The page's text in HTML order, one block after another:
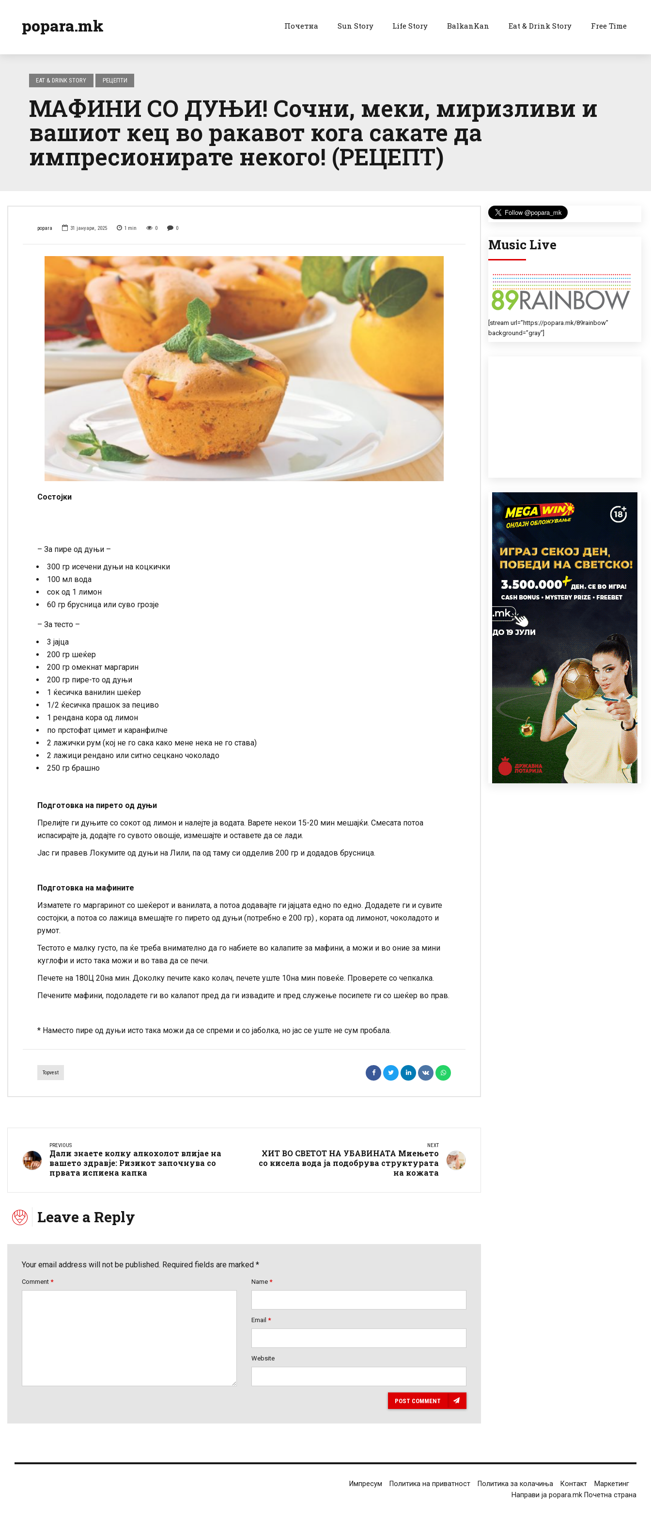
popara.mk Почетна Sun Story Life Story BalkanKan Eat & Drink Story Free Time
EAT & DRINK STORY РЕЦЕПТИ
МАФИНИ СО ДУЊИ! Сочни, меки, миризливи и
вашиот кец во ракавот кога сакате да
импресионирате некого! (РЕЦЕПТ)
popara 31 јануари, 2025 1 min 0 0
Состојки
– За пире од дуњи –
300 гр исечени дуњи на коцкички
100 мл вода
сок од 1 лимон
60 гр брусница или суво грозје
– За тесто –
3 јајца
200 гр шеќер
200 гр омекнат маргарин
200 гр пире-то од дуњи
1 ќесичка ванилин шеќер
1/2 ќесичка прашок за пециво
1 рендана кора од лимон
по прстофат цимет и каранфилче
2 лажички рум (кој не го сака како мене нека не го става)
2 лажици рендано или ситно сецкано чоколадо
250 гр брашно
Подготовка на пирето од дуњи
Прелијте ги дуњите со сокот од лимон и налејте ја водата. Варете некои 15-20 мин мешајќи. Смесата потоа
испасирајте ја, додајте го сувото овошје, измешајте и оставете да се лади.
Јас ги правев Локумите од дуњи на Лили, па од таму си одделив 200 гр и додадов брусница.
Подготовка на мафините
Изматете го маргаринот со шеќерот и ванилата, а потоа додавајте ги јајцата едно по едно. Додадете ги и сувите
состојки, а потоа со лажица вмешајте го пирето од дуњи (потребно е 200 гр) , кората од лимонот, чоколадото и
румот.
Тестото е малку густо, па ќе треба внимателно да го набиете во калапите за мафини, а можи и во оние за мини
куглофи и исто така можи и во тава да се печи.
Печете на 180Ц 20на мин. Доколку печите како колач, печете уште 10на мин повеќе. Проверете со чепкалка.
Печените мафини, подоладете ги во калапот пред да ги извадите и пред служење посипете ги со шеќер во прав.
* Наместо пире од дуњи исто така можи да се спреми и со јаболка, но јас се уште не сум пробала.
Topvest
PREVIOUS
Дали знаете колку алкохолот влијае на
вашето здравје: Ризикот започнува со
првата испиена капка
NEXT
ХИТ ВО СВЕТОТ НА УБАВИНАТА Миењето
со кисела вода ја подобрува структурата
на кожата
Leave a Reply
Your email address will not be published. Required fields are marked *
Comment * Name *
Email *
Website
POST COMMENT
Music Live
[stream url=”https://popara.mk/89rainbow”
background=”gray”]
Импресум Политика на приватност Политика за колачиња Контакт
Маркетинг
Направи ја popara.mk Почетна страна